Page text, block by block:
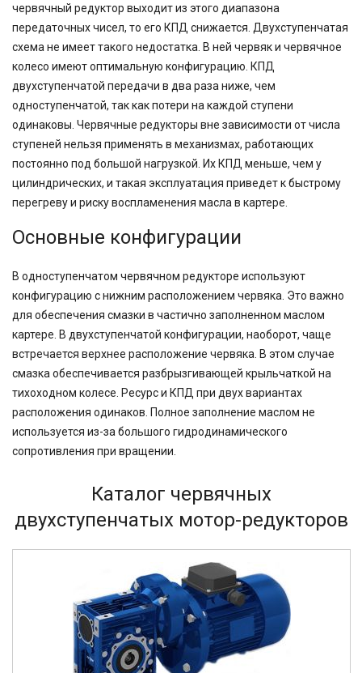
червячный редуктор выходит из этого диапазона
передаточных чисел, то его КПД снижается. Двухступенчатая
схема не имеет такого недостатка. В ней червяк и червячное
колесо имеют оптимальную конфигурацию. КПД
двухступенчатой передачи в два раза ниже, чем
одноступенчатой, так как потери на каждой ступени
одинаковы. Червячные редукторы вне зависимости от числа
ступеней нельзя применять в механизмах, работающих
постоянно под большой нагрузкой. Их КПД меньше, чем у
цилиндрических, и такая эксплуатация приведет к быстрому
перегреву и риску воспламенения масла в картере.
Основные конфигурации
В одноступенчатом червячном редукторе используют
конфигурацию с нижним расположением червяка. Это важно
для обеспечения смазки в частично заполненном маслом
картере. В двухступенчатой конфигурации, наоборот, чаще
встречается верхнее расположение червяка. В этом случае
смазка обеспечивается разбрызгивающей крыльчаткой на
тихоходном колесе. Ресурс и КПД при двух вариантах
расположения одинаков. Полное заполнение маслом не
используется из-за большого гидродинамического
сопротивления при вращении.
Каталог червячных
двухступенчатых мотор-редукторов